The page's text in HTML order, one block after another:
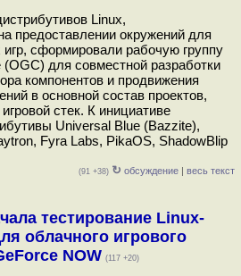
Linux,
предоставлении окружений для
сформировали рабочую группу
для совместной разработки
компонентов и продвижения
в основной состав проектов,
стек. К инициативе
Universal Blue (Bazzite),
Fyra Labs, PikaOS, ShadowBlip
(91 +38) ↻ обсуждение | весь текст
тестирование Linux-
облачного игрового
NOW (117 +20)